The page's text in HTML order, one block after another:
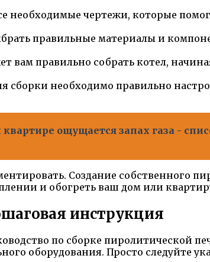
необходимые чертежи, которые
правильные материалы и
вам правильно собрать котел,
сборки необходимо правильно
ощущается запах газа -
Создание собственного
и обогреть ваш дом или
инструкция
по сборке пиролитической
оборудования. Просто следуйте